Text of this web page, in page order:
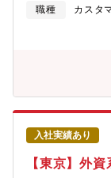
業務反映（フロ
オペレーターの
認・面談・契約
■請求対応【募集
立ち、チームを牽
また、全社でDX
に携わっていただ
パーバイザー：
例（異業界から
紹介します。～■
職種
カスタ
入社実績あり
【東京】外